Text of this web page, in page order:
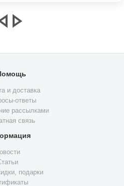
и доставка
ответы
рассылками
связь
подарки